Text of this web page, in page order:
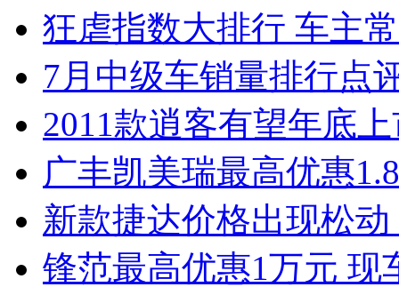
狂虐指数大排行 车主
7月中级车销量排行点
2011款逍客有望年底
广丰凯美瑞最高优惠
新款捷达价格出现松
锋范最高优惠1万元 现